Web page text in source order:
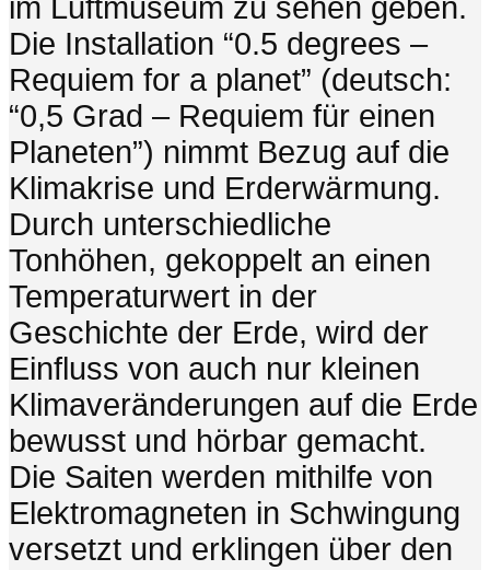
im Luftmuseum zu sehen geben.
Die Installation “0.5 degrees –
Requiem for a planet” (deutsch:
“0,5 Grad – Requiem für einen
Planeten”) nimmt Bezug auf die
Klimakrise und Erderwärmung.
Durch unterschiedliche
Tonhöhen, gekoppelt an einen
Temperaturwert in der
Geschichte der Erde, wird der
Einfluss von auch nur kleinen
Klimaveränderungen auf die Erde
bewusst und hörbar gemacht.
Die Saiten werden mithilfe von
Elektromagneten in Schwingung
versetzt und erklingen über den